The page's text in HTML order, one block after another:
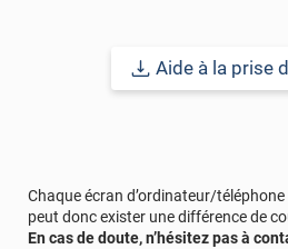
vitrage afin d'éviter tous risques de
ainsi, aussi bien sur un simple vitrage
Durabilité: 5 à 8 ans pour une
Centrale.
Aide à la prise
Chaque écran d’ordinateur/
peut donc exister une différence de
En cas de doute, n’hésitez pas à